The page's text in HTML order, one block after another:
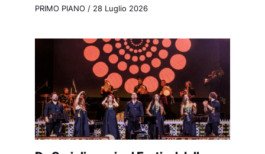
PRIMO PIANO / 28 Luglio 2026